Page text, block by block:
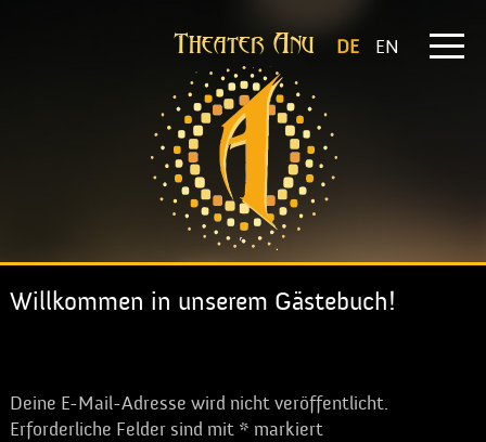
DE EN
Theater Anu
Willkommen in unserem Gästebuch!
Deine E-Mail-Adresse wird nicht veröffentlicht.
Erforderliche Felder sind mit * markiert